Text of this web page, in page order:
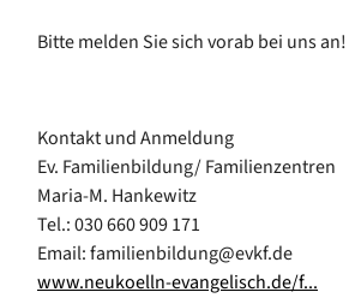
Bitte melden Sie sich vorab bei uns an!
Kontakt und Anmeldung
Ev. Familienbildung/ Familienzentren
Maria-M. Hankewitz
Tel.: 030 660 909 171
Email: familienbildung@evkf.de
www.neukoelln-evangelisch.de/f...